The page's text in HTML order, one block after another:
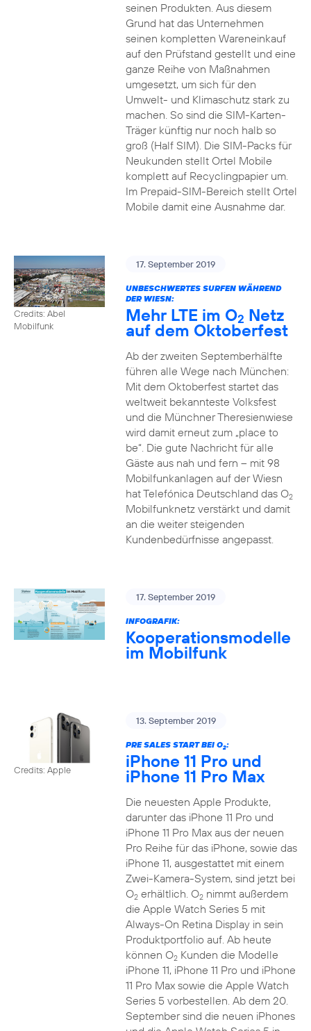
seinen Produkten. Aus diesem
Grund hat das Unternehmen
seinen kompletten Wareneinkauf
auf den Prüfstand gestellt und eine
ganze Reihe von Maßnahmen
umgesetzt, um sich für den
Umwelt- und Klimaschutz stark zu
machen. So sind die SIM-Karten-
Träger künftig nur noch halb so
groß (Half SIM). Die SIM-Packs für
Neukunden stellt Ortel Mobile
komplett auf Recyclingpapier um.
Im Prepaid-SIM-Bereich stellt Ortel
Mobile damit eine Ausnahme dar.
Credits: Abel
Mobilfunk
17. September 2019
UNBESCHWERTES SURFEN WÄHREND
DER WIESN:
Mehr LTE im O2 Netz
auf dem Oktoberfest
Ab der zweiten Septemberhälfte
führen alle Wege nach München:
Mit dem Oktoberfest startet das
weltweit bekannteste Volksfest
und die Münchner Theresienwiese
wird damit erneut zum „place to
be“. Die gute Nachricht für alle
Gäste aus nah und fern – mit 98
Mobilfunkanlagen auf der Wiesn
hat Telefónica Deutschland das O2
Mobilfunknetz verstärkt und damit
an die weiter steigenden
Kundenbedürfnisse angepasst.
17. September 2019
INFOGRAFIK:
Kooperationsmodelle
im Mobilfunk
Credits: Apple
13. September 2019
PRE SALES START BEI O2:
iPhone 11 Pro und
iPhone 11 Pro Max
Die neuesten Apple Produkte,
darunter das iPhone 11 Pro und
iPhone 11 Pro Max aus der neuen
Pro Reihe für das iPhone, sowie das
iPhone 11, ausgestattet mit einem
Zwei-Kamera-System, sind jetzt bei
O2erhältlich. O2nimmt außerdem
die Apple Watch Series 5 mit
Always-On Retina Display in sein
Produktportfolio auf. Ab heute
können O2Kunden die Modelle
iPhone 11, iPhone 11 Pro und iPhone
11 Pro Max sowie die Apple Watch
Series 5 vorbestellen. Ab dem 20.
September sind die neuen iPhones